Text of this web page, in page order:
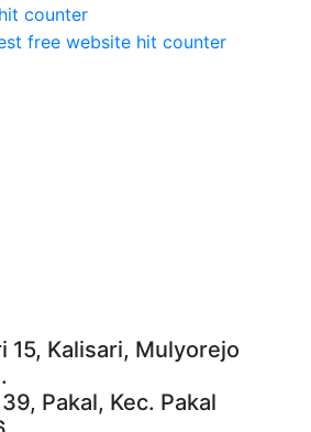
15, Kalisari, Mulyorejo
Pakal, Kec. Pakal